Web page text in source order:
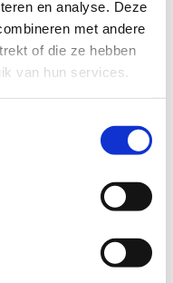
en analyse. Deze
met andere
of die ze hebben
van hun services.